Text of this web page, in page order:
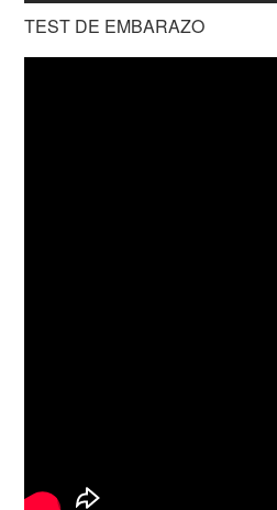
TEST DE EMBARAZO